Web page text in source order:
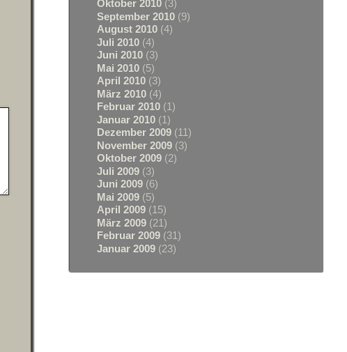
Oktober 2010 (3)
September 2010 (9)
August 2010 (4)
Juli 2010 (4)
Juni 2010 (3)
Mai 2010 (5)
April 2010 (3)
März 2010 (4)
Februar 2010 (1)
Januar 2010 (1)
Dezember 2009 (11)
November 2009 (3)
Oktober 2009 (2)
Juli 2009 (3)
Juni 2009 (6)
Mai 2009 (5)
April 2009 (15)
März 2009 (21)
Februar 2009 (31)
Januar 2009 (23)